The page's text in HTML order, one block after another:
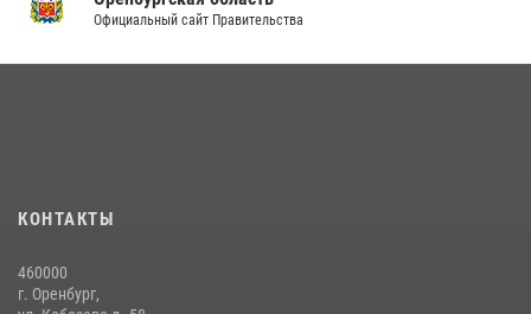
подозрению в хищении товара из магазина
При силовой поддержке ОМОН «Кобра» Росгвардии в Оренбурге
проведён рейд по строительным объектам
Официальный сайт Правительства
КОНТАКТЫ
460000
г. Оренбург,